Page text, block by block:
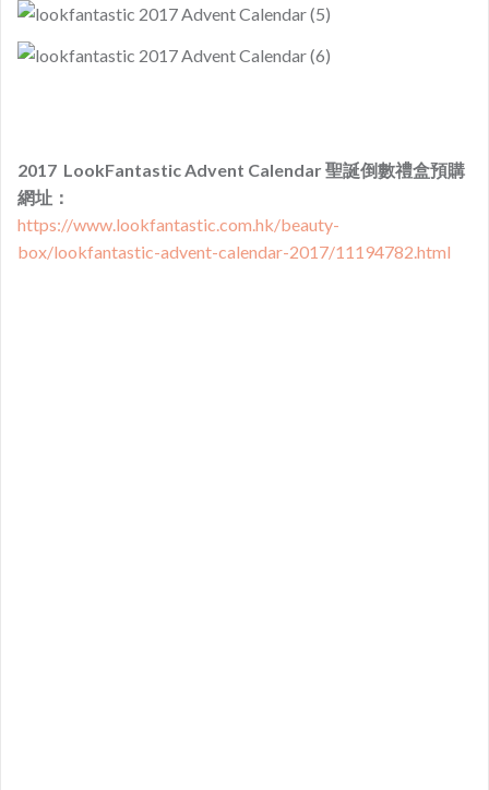
2017 LookFantastic Advent Calendar 聖誕倒數禮盒預購
網址：
https://www.lookfantastic.com.hk/beauty-
box/lookfantastic-advent-calendar-2017/11194782.html